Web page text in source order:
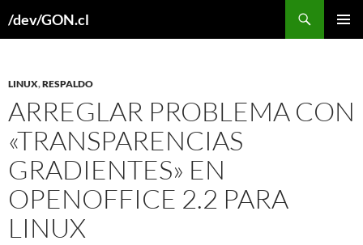
/dev/GON.cl
LINUX,RESPALDO
ARREGLAR PROBLEMA CON
«TRANSPARENCIAS
GRADIENTES» EN
OPENOFFICE 2.2 PARA
LINUX